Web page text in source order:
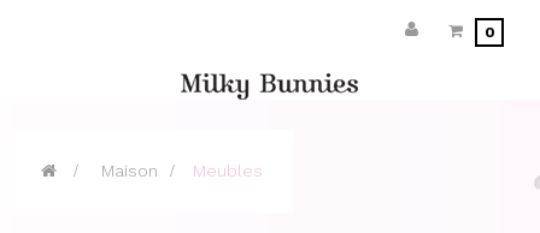
0
> Maison > Meubles